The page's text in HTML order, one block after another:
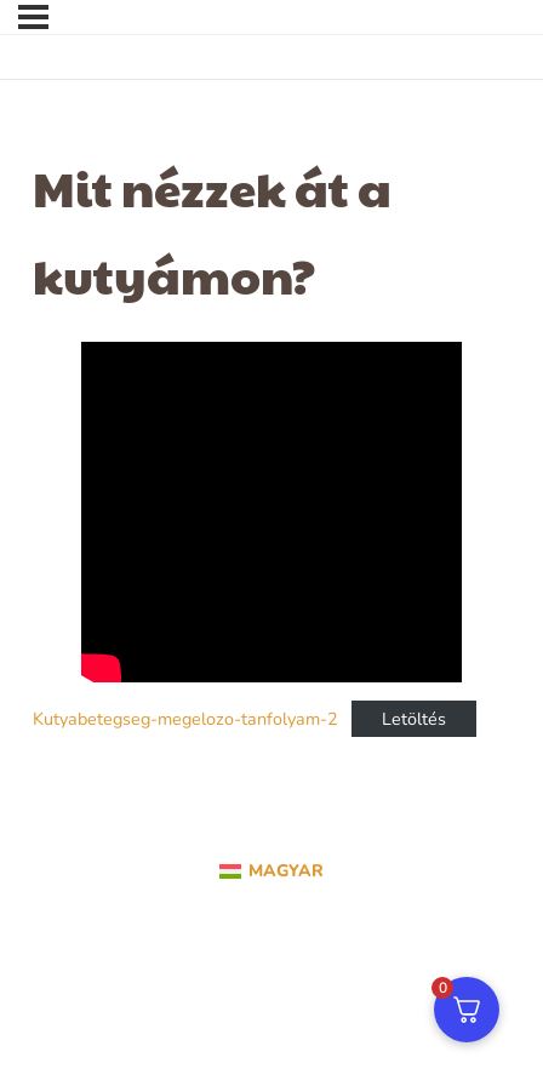
Mit nézzek át a
kutyámon?
Kutyabetegseg-megelozo-tanfolyam-2 Letöltés
MAGYAR
0